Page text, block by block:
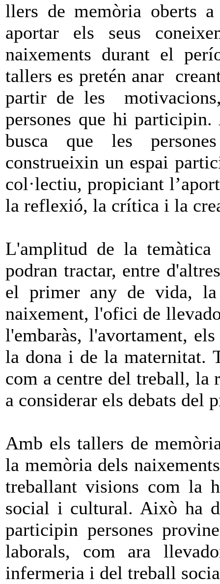
llers de memòria oberts
aportar els seus
naixements durant el
tallers es pretén anar
partir de les
persones que hi
busca que les
construeixin un espai
col·lectiu, propiciant
la reflexió, la crítica i la
L'amplitud de la
podran tractar, entre
el primer any de vida,
naixement, l'ofici de
l'embaràs, l'avortament,
la dona i de la maternitat.
com a centre del treball, la
a considerar els debats del
Amb els tallers de
la memòria dels
treballant visions com la
social i cultural. Això ha
participin persones
laborals, com ara
infermeria i del treball